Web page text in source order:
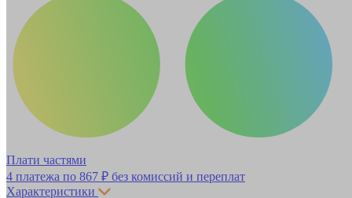
Плати частями
4 платежа по 867 ₽ без комиссий и переплат
Характеристики